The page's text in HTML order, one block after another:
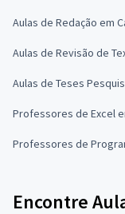
Aulas de Redação em
Aulas de Revisão de
Aulas de Teses
Professores de Excel
Professores de
Encontre